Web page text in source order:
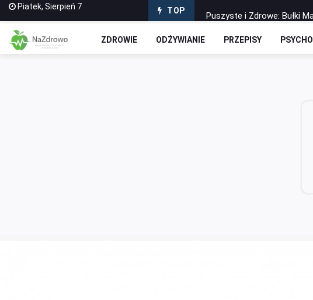
Piatek, Sierpień 7 TOP
Puszyste i Zdrowe: Bułki
ZDROWIE ODŻYWIANIE PRZEPISY